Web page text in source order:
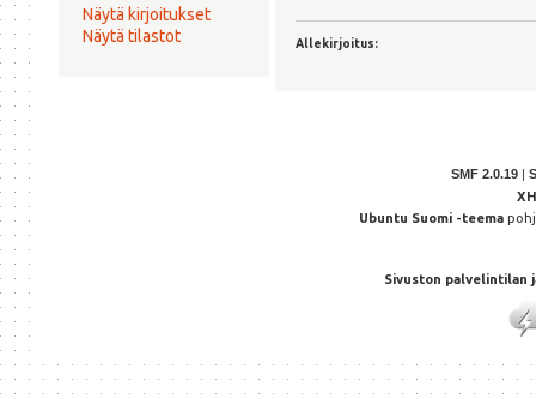
Näytä kirjoitukset
Näytä tilastot
Allekirjoitus:
SMF 2.0.19
Ubuntu Suomi -teema
Sivuston palvelintilan